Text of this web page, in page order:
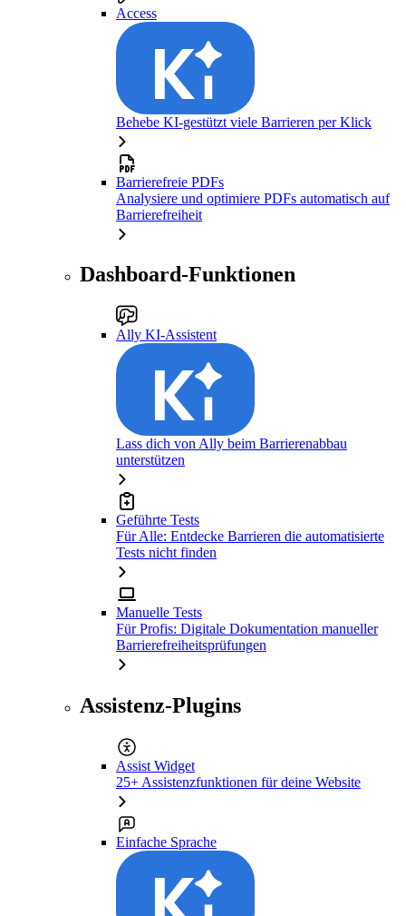
Access
Behebe KI-gestützt viele Barrieren per Klick
Barrierefreie PDFs
Analysiere und optimiere PDFs automatisch auf
Barrierefreiheit
Dashboard-Funktionen
Ally KI-Assistent
Lass dich von Ally beim Barrierenabbau
unterstützen
Geführte Tests
Für Alle: Entdecke Barrieren die automatisierte
Tests nicht finden
Manuelle Tests
Für Profis: Digitale Dokumentation manueller
Barrierefreiheitsprüfungen
Assistenz-Plugins
Assist Widget
25+ Assistenzfunktionen für deine Website
Einfache Sprache